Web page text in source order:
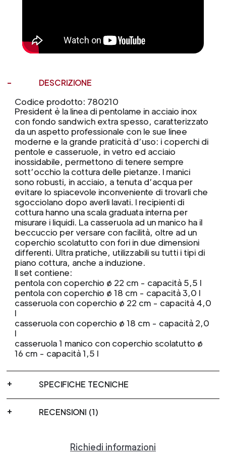
DESCRIZIONE
Codice prodotto: 780210
President è la linea di pentolame in acciaio inox
con fondo sandwich extra spesso, caratterizzato
da un aspetto professionale con le sue linee
moderne e la grande praticità d’uso: i coperchi di
pentole e casseruole, in vetro ed acciaio
inossidabile, permettono di tenere sempre
sott’occhio la cottura delle pietanze. I manici
sono robusti, in acciaio, a tenuta d’acqua per
evitare lo spiacevole inconveniente di trovarli che
sgocciolano dopo averli lavati. I recipienti di
cottura hanno una scala graduata interna per
misurare i liquidi. La casseruola ad un manico ha il
beccuccio per versare con facilità, oltre ad un
coperchio scolatutto con fori in due dimensioni
differenti. Ultra pratiche, utilizzabili su tutti i tipi di
piano cottura, anche a induzione.
Il set contiene:
pentola con coperchio ø 22 cm - capacità 5,5 l
pentola con coperchio ø 18 cm - capacità 3,0 l
casseruola con coperchio ø 22 cm - capacità 4,0
l
casseruola con coperchio ø 18 cm - capacità 2,0
l
casseruola 1 manico con coperchio scolatutto ø
16 cm - capacità 1,5 l
SPECIFICHE TECNICHE
RECENSIONI (1)
Richiedi informazioni